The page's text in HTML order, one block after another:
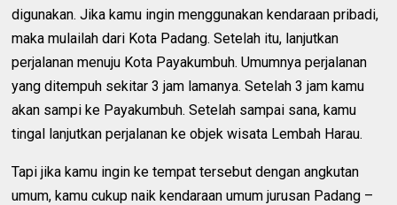
digunakan. Jika kamu ingin menggunakan kendaraan pribadi,
maka mulailah dari Kota Padang. Setelah itu, lanjutkan
perjalanan menuju Kota Payakumbuh. Umumnya perjalanan
yang ditempuh sekitar 3 jam lamanya. Setelah 3 jam kamu
akan sampi ke Payakumbuh. Setelah sampai sana, kamu
tingal lanjutkan perjalanan ke objek wisata Lembah Harau.
Tapi jika kamu ingin ke tempat tersebut dengan angkutan
umum, kamu cukup naik kendaraan umum jurusan Padang –